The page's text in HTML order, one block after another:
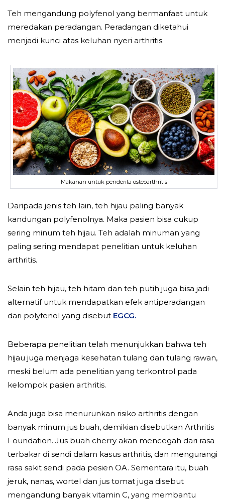
Teh mengandung polyfenol yang bermanfaat untuk
meredakan peradangan. Peradangan diketahui
menjadi kunci atas keluhan nyeri arthritis.
Makanan untuk penderita osteoarthritis
Daripada jenis teh lain, teh hijau paling banyak
kandungan polyfenolnya. Maka pasien bisa cukup
sering minum teh hijau. Teh adalah minuman yang
paling sering mendapat penelitian untuk keluhan
arthritis.
Selain teh hijau, teh hitam dan teh putih juga bisa jadi
alternatif untuk mendapatkan efek antiperadangan
dari polyfenol yang disebut EGCG.
Beberapa penelitian telah menunjukkan bahwa teh
hijau juga menjaga kesehatan tulang dan tulang rawan,
meski belum ada penelitian yang terkontrol pada
kelompok pasien arthritis.
Anda juga bisa menurunkan risiko arthritis dengan
banyak minum jus buah, demikian disebutkan Arthritis
Foundation. Jus buah cherry akan mencegah dari rasa
terbakar di sendi dalam kasus arthritis, dan mengurangi
rasa sakit sendi pada pesien OA. Sementara itu, buah
jeruk, nanas, wortel dan jus tomat juga disebut
mengandung banyak vitamin C, yang membantu